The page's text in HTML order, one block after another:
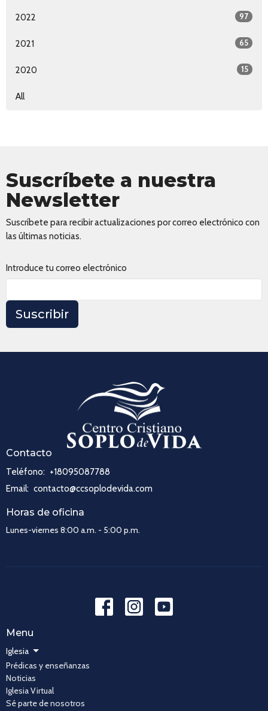
2022 97
2021 65
2020 15
All
Suscríbete a nuestra
Newsletter
Suscríbete para recibir actualizaciones por correo electrónico con
las últimas noticias.
Introduce tu correo electrónico
Suscribir
Contacto
Teléfono: +18095087788
Email: contacto@ccsoplodevida.com
Horas de oficina
Lunes-viernes 8:00 a.m. - 5:00 p.m.
Menu
Iglesia
Prédicas y enseñanzas
Noticias
Iglesia Virtual
Sé parte de nosotros